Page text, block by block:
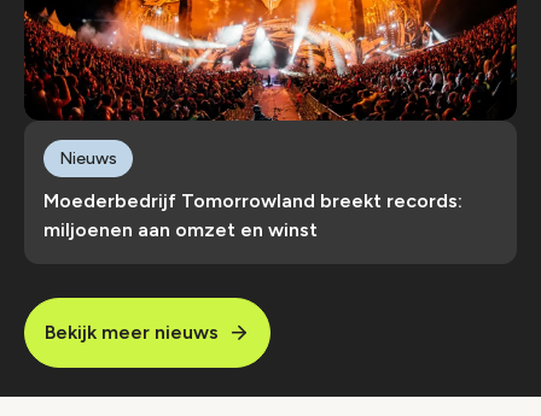
Moederbedrijf Tomorrowland breekt records:
miljoenen aan omzet en winst
Nieuws
Bekijk meer nieuws